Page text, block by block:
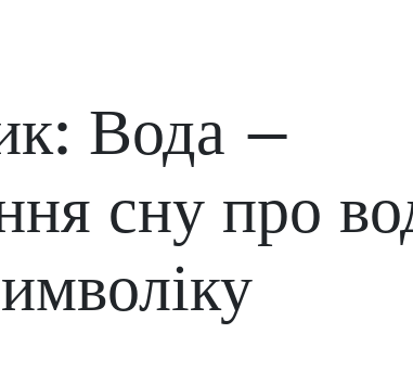
Вода –
сну про